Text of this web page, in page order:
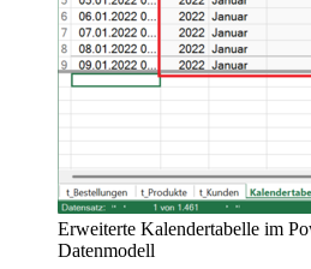
Erweiterte Kalendertabelle im
Datenmodell